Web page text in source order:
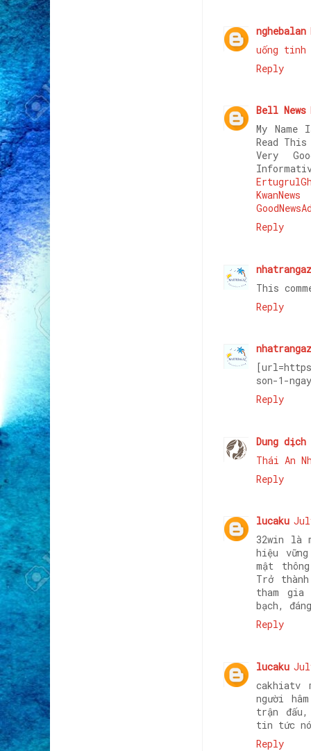
nghebalan
uống tinh
Reply
Bell News
My
Read
Very
KwanNews
Reply
This
Reply
son-1-
Reply
Dung
Thái An
Reply
lucaku
32win là
hiệu
mật
Trở
tham
bạch,
Reply
lucaku
cakhiatv
người
trận
tin tức
Reply